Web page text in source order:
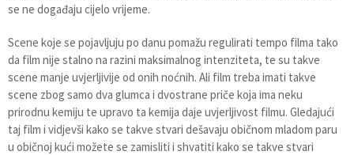
se ne događaju cijelo vrijeme.
Scene koje se pojavljuju po danu pomažu regulirati tempo filma tako
da film nije stalno na razini maksimalnog intenziteta, te su takve
scene manje uvjerljivije od onih noćnih. Ali film treba imati takve
scene zbog samo dva glumca i dvostrane priče koja ima neku
prirodnu kemiju te upravo ta kemija daje uvjerljivost filmu. Gledajući
taj film i vidjevši kako se takve stvari dešavaju običnom mladom paru
u običnoj kući možete se zamisliti i shvatiti kako se takve stvari